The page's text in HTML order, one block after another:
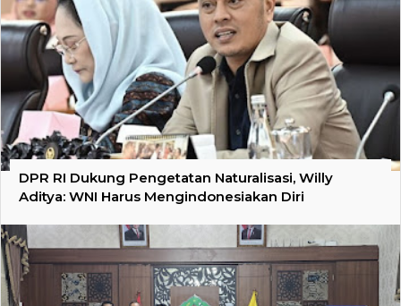
DPR RI Dukung Pengetatan Naturalisasi, Willy
Aditya: WNI Harus Mengindonesiakan Diri